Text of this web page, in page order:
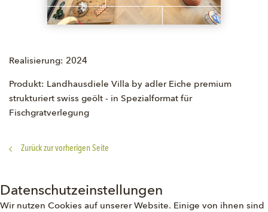
Realisierung: 2024
Produkt: Landhausdiele Villa by adler Eiche premium
strukturiert swiss geölt - in Spezialformat für
Fischgratverlegung
Zurück zur vorherigen Seite
Datenschutzeinstellungen
Wir nutzen Cookies auf unserer Website. Einige von ihnen sind